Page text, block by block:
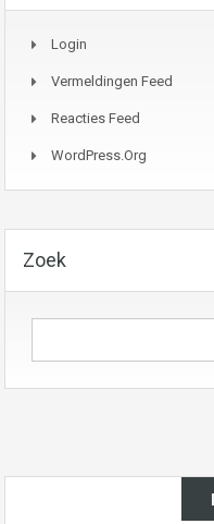
Login
Vermeldingen Feed
Reacties Feed
WordPress.org
Zoek